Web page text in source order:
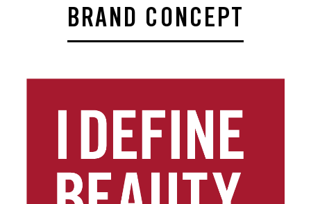
BRAND CONCEPT